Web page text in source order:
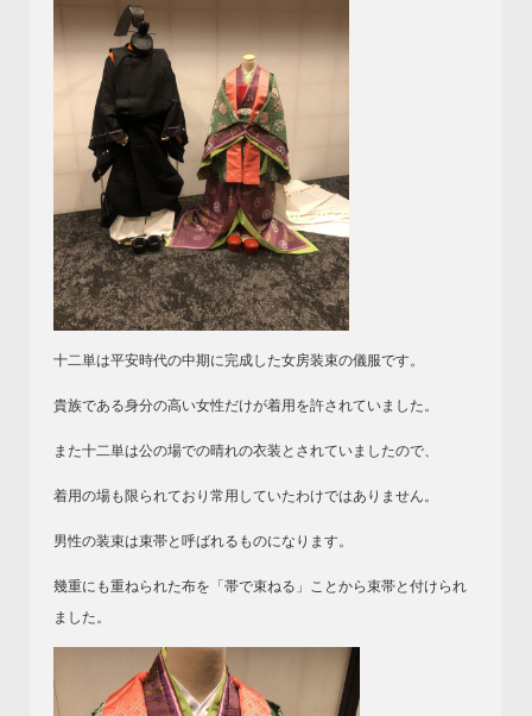
十二単は平安時代の中期に完成した女房装束の儀服です。
貴族である身分の高い女性だけが着用を許されていました。
また十二単は公の場での晴れの衣装とされていましたので、
着用の場も限られており常用していたわけではありません。
男性の装束は束帯と呼ばれるものになります。
幾重にも重ねられた布を「帯で束ねる」ことから束帯と付けられ
ました。